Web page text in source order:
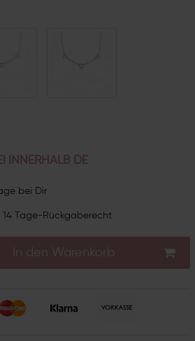
INNERHALB DE
bei Dir
Tage-Rückgaberecht
In den Warenkorb